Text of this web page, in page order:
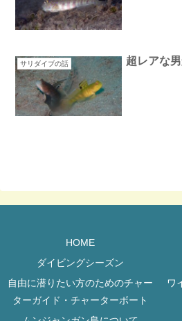
サリダイブの話 超レアな男
HOME
ダイビングシーズン
自由に潜りたい方のためのチャー
ターガイド・チャーターボート
ワ